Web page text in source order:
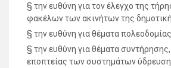
§ την ευθύνη για τον έλεγχο της
φακέλων των ακινήτων της
§ την ευθύνη για θέματα
§ την ευθύνη για θέματα συντήρησης,
εποπτείας των συστημάτων